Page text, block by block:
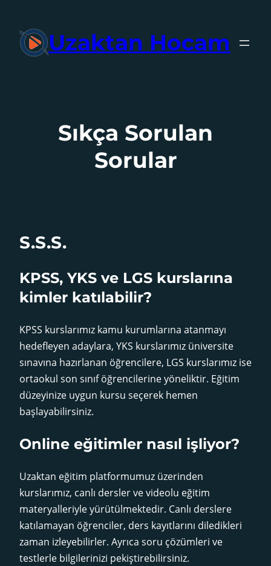
geç
Uzaktan Hocam
Sıkça Sorulan
Sorular
S.S.S.
KPSS, YKS ve LGS kurslarına
kimler katılabilir?
KPSS kurslarımız kamu kurumlarına atanmayı
hedefleyen adaylara, YKS kurslarımız üniversite
sınavına hazırlanan öğrencilere, LGS kurslarımız ise
ortaokul son sınıf öğrencilerine yöneliktir. Eğitim
düzeyinize uygun kursu seçerek hemen
başlayabilirsiniz.
Online eğitimler nasıl işliyor?
Uzaktan eğitim platformumuz üzerinden
kurslarımız, canlı dersler ve videolu eğitim
materyalleriyle yürütülmektedir. Canlı derslere
katılamayan öğrenciler, ders kayıtlarını diledikleri
zaman izleyebilirler. Ayrıca soru çözümleri ve
testlerle bilgilerinizi pekiştirebilirsiniz.